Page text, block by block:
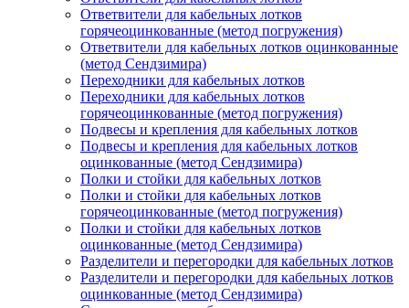
Ответвители для кабельных лотков
горячеоцинкованные (метод погружения)
Ответвители для кабельных лотков оцинкованные
(метод Сендзимира)
Переходники для кабельных лотков
Переходники для кабельных лотков
горячеоцинкованные (метод погружения)
Подвесы и крепления для кабельных лотков
Подвесы и крепления для кабельных лотков
оцинкованные (метод Сендзимира)
Полки и стойки для кабельных лотков
Полки и стойки для кабельных лотков
горячеоцинкованные (метод погружения)
Полки и стойки для кабельных лотков
оцинкованные (метод Сендзимира)
Разделители и перегородки для кабельных лотков
Разделители и перегородки для кабельных лотков
оцинкованные (метод Сендзимира)